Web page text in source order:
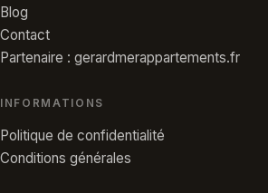
Blog
Contact
Partenaire : gerardmerappartements.fr
INFORMATIONS
Politique de confidentialité
Conditions générales